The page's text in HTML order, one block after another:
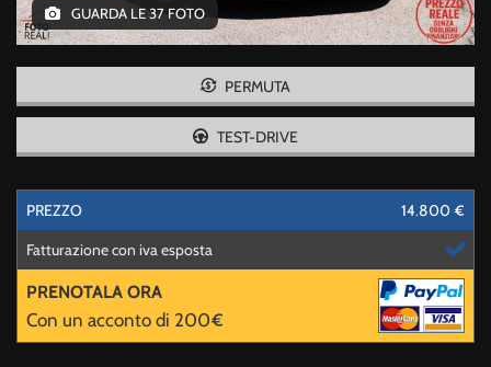
TEST DRIVE
AREA COMMERCIANTI
GUARDA LE 37 FOTO
PERMUTA
TEST-DRIVE
PREZZO
14.800 €
Fatturazione con iva esposta
PRENOTALA ORA
Con un acconto di 200€